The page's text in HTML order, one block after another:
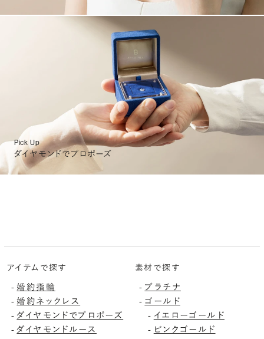
Pick Up
ダイヤモンドでプロポーズ
アイテムで探す
-婚約指輪
-婚約ネックレス
-ダイヤモンドでプロポーズ
-ダイヤモンドルース
素材で探す
- プラチナ
- ゴールド
- イエローゴールド
- ピンクゴールド